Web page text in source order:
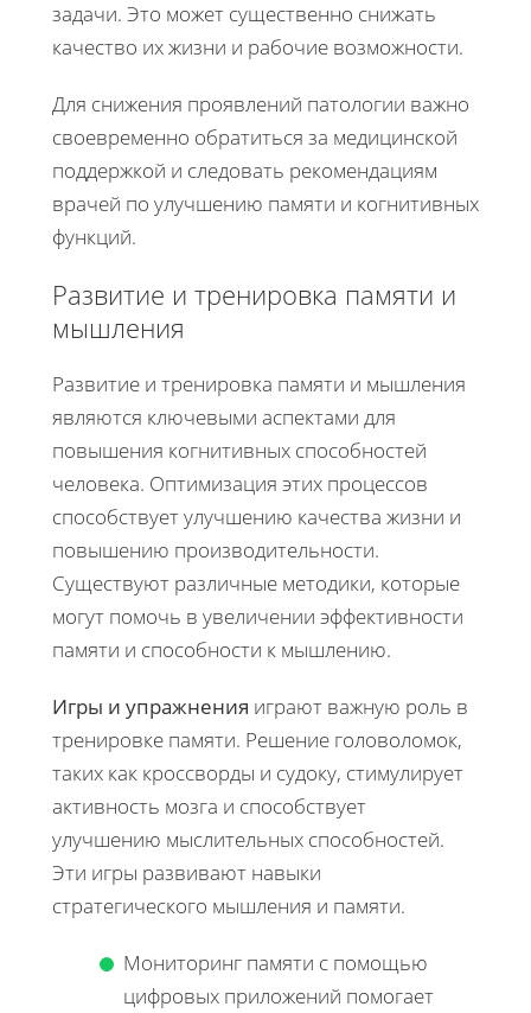
задачи. Это может существенно снижать
качество их жизни и рабочие возможности.
Для снижения проявлений патологии важно
своевременно обратиться за медицинской
поддержкой и следовать рекомендациям
врачей по улучшению памяти и когнитивных
функций.
Развитие и тренировка памяти и
мышления
Развитие и тренировка памяти и мышления
являются ключевыми аспектами для
повышения когнитивных способностей
человека. Оптимизация этих процессов
способствует улучшению качества жизни и
повышению производительности.
Существуют различные методики, которые
могут помочь в увеличении эффективности
памяти и способности к мышлению.
Игры и упражнения играют важную роль в
тренировке памяти. Решение головоломок,
таких как кроссворды и судоку, стимулирует
активность мозга и способствует
улучшению мыслительных способностей.
Эти игры развивают навыки
стратегического мышления и памяти.
Мониторинг памяти с помощью
цифровых приложений помогает